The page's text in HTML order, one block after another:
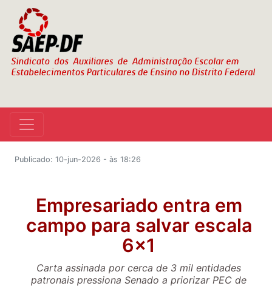
Publicado: 10-jun-2026 - às 18:26
Empresariado entra em
campo para salvar escala
6x1
Carta assinada por cerca de 3 mil entidades
patronais pressiona Senado a priorizar PEC de